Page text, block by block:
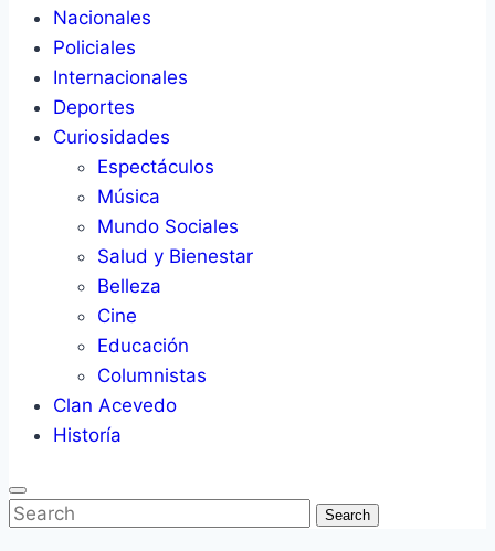
Nacionales
Policiales
Internacionales
Deportes
Curiosidades
Espectáculos
Música
Mundo Sociales
Salud y Bienestar
Belleza
Cine
Educación
Columnistas
Clan Acevedo
Historía
Search